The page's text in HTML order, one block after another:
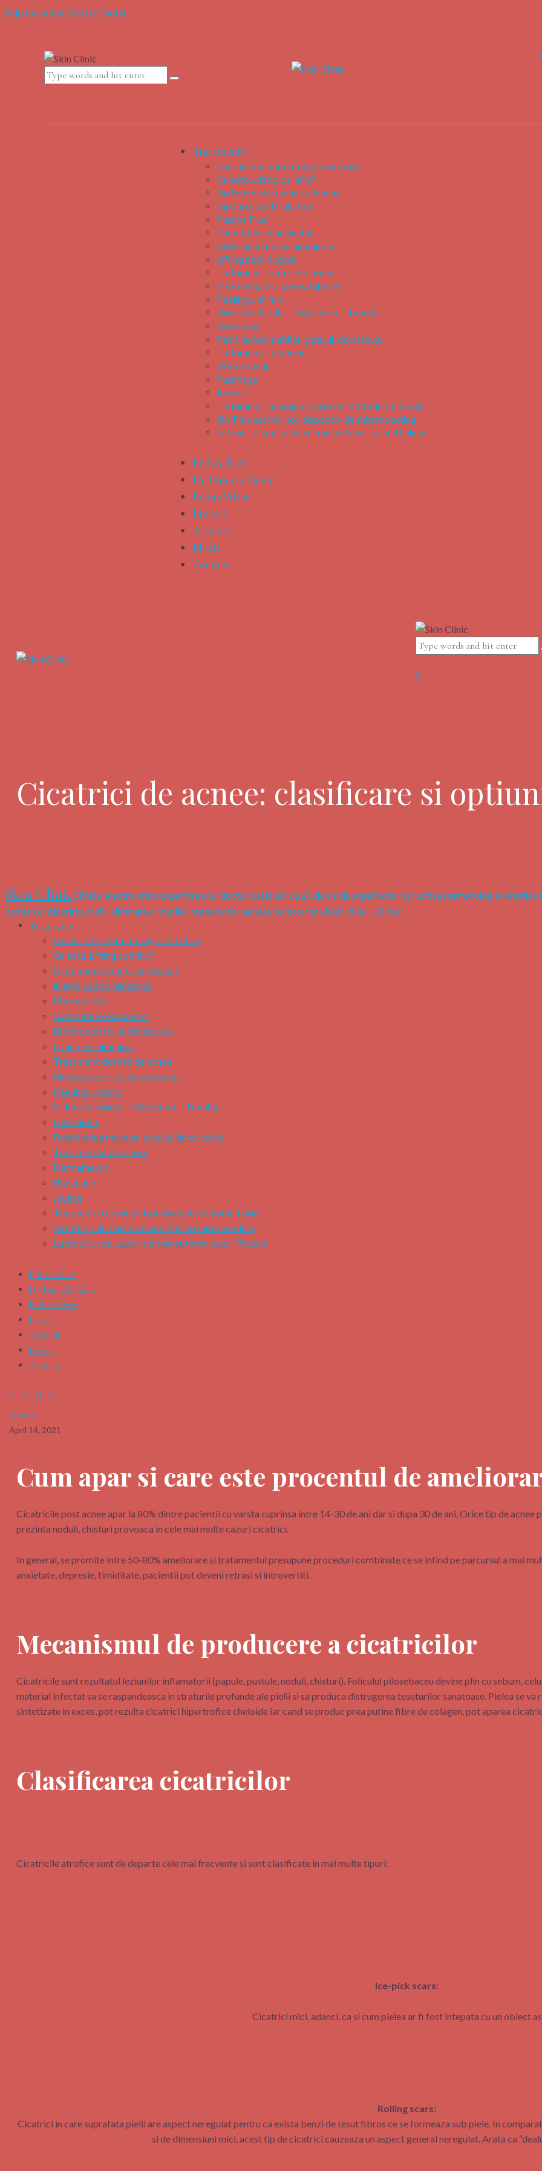
Skip to contentSkip to footer
Tratamente
Consultatie dermatologie estetica
Ce este Lifting cu Infini?
Diatermocontractia cu Jovena
Injectii cu acid hialuronic
Plasma Filler
Corectarea cearcanelor
Blefaroplastie nechirurgicala
Lifting nechirurgical
Tratament cicatrici de acnee
Mezoterapie si biorevitalizare
Peelingul chimic
Hidratare faciala – Oxygeneo – Tripollar
Dermapen
Reintineriea mainilor, gatului, decolteului
Tratamentul alopeciei
Dermamelan
Plasmage
Jovena
Tratament cu oxigen hiperbaric Astrodome Facial
SkinPen, cel mai nou dispozitiv de microneedling
Lutronic Ultra Laser, cel mai puternic laser Thulium
Epilare laser
Dr. Daniela Taher
Before/After
Preturi
Articole
Media
Contact
Cicatrici de acnee: clasificare si
Skin ClinicClinica noastra ofera expertiza unui doctor pasionat, cu 20 de ani de experienta in practica dermatologiei
pentru reintinerirea pielii, eliminarea ridurilor, tratamentul acneei, corectarea cicatricilor, … Close
Tratamente
Consultatie dermatologie estetica
Ce este Lifting cu Infini?
Diatermocontractia cu Jovena
Injectii cu acid hialuronic
Plasma Filler
Corectarea cearcanelor
Blefaroplastie nechirurgicala
Lifting nechirurgical
Tratament cicatrici de acnee
Mezoterapie si biorevitalizare
Peelingul chimic
Hidratare faciala – Oxygeneo – Tripollar
Dermapen
Reintineriea mainilor, gatului, decolteului
Tratamentul alopeciei
Dermamelan
Plasmage
Jovena
Tratament cu oxigen hiperbaric Astrodome Facial
SkinPen, cel mai nou dispozitiv de microneedling
Lutronic Ultra Laser, cel mai puternic laser Thulium
Epilare laser
Dr. Daniela Taher
Before/After
Preturi
Articole
Media
Contact
Articole
April 14, 2021
Cum apar si care este procentul de
Cicatricile post acnee apar la 80% dintre pacientii cu varsta cuprinsa intre 14-30 de ani dar si dupa 30 de ani. Orice tip de acnee
prezinta noduli, chisturi provoaca in cele mai multe cazuri cicatrici.
In general, se promite intre 50-80% ameliorare si tratamentul presupune proceduri combinate ce se intind pe parcursul a mai
anxietate, depresie, timiditate, pacientii pot deveni retrasi si introvertiti.
Mecanismul de producere a cicatricilor
Cicatricile sunt rezultatul leziunilor inflamatorii (papule, pustule, noduli, chisturi). Foliculul pilosebaceu devine plin cu sebum,
material infectat sa se raspandeasca in straturile profunde ale pielii si sa produca distrugerea tesuturilor sanatoase. Pielea se
sintetizate in exces, pot rezulta cicatrici hipertrofice cheloide iar cand se produc prea putine fibre de colagen, pot aparea
Clasificarea cicatricilor
Cicatricile atrofice sunt de departe cele mai frecvente si sunt clasificate in mai multe tipuri:
Ice-pick scars:
Cicatrici mici, adanci, ca si cum pielea ar fi fost intepata cu un obiect
Rolling scars:
Cicatrici in care suprafata pielii are aspect neregulat pentru ca exista benzi de tesut fibros ce se formeaza sub piele. In
si de dimensiuni mici, acest tip de cicatrici cauzeaza un aspect general neregulat. Arata ca